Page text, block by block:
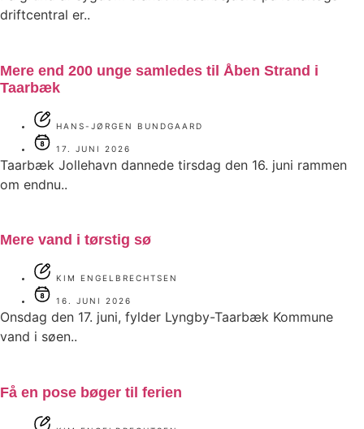
driftcentral er..
Mere end 200 unge samledes til Åben Strand i
Taarbæk
HANS-JØRGEN BUNDGAARD
17. JUNI 2026
Taarbæk Jollehavn dannede tirsdag den 16. juni rammen
om endnu..
Mere vand i tørstig sø
KIM ENGELBRECHTSEN
16. JUNI 2026
Onsdag den 17. juni, fylder Lyngby-Taarbæk Kommune
vand i søen..
Få en pose bøger til ferien